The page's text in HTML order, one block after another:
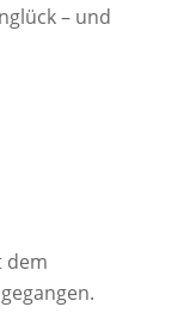
– und
dem